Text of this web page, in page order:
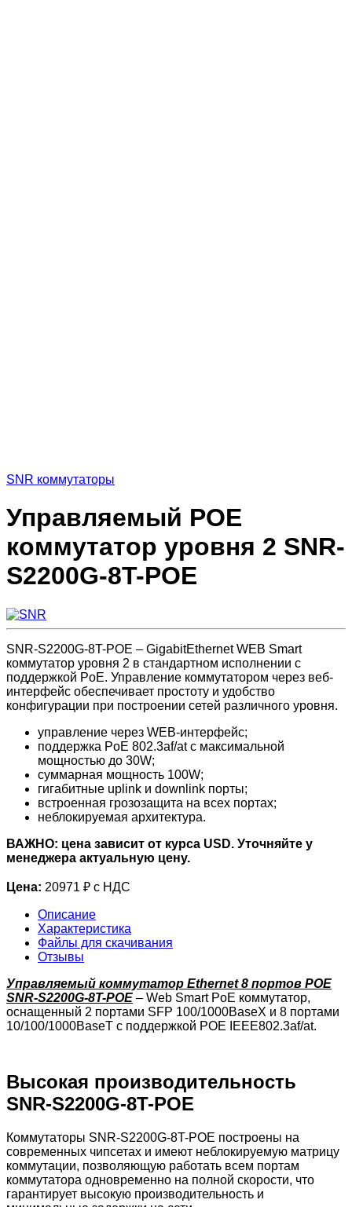
SNR коммутаторы
Управляемый POE
коммутатор уровня 2 SNR-
S2200G-8T-POE
SNR-S2200G-8T-POE – GigabitEthernet WEB Smart
коммутатор уровня 2 в стандартном исполнении с
поддержкой PoE. Управление коммутатором через веб-
интерфейс обеспечивает простоту и удобство
конфигурации при построении сетей различного уровня.
управление через WEB-интерфейс;
поддержка PoE 802.3af/at c максимальной
мощностью до 30W;
суммарная мощность 100W;
гигабитные uplink и downlink порты;
встроенная грозозащита на всех портах;
неблокируемая архитектура.
ВАЖНО: цена зависит от курса USD. Уточняйте у
менеджера актуальную цену.
Цена: 20971 ₽ с НДС
Описание
Характеристика
Файлы для скачивания
Отзывы
Управляемый коммутатор Ethernet 8 портов POE
SNR-S2200G-8T-POE – Web Smart PoE коммутатор,
оснащенный 2 портами SFP 100/1000BaseX и 8 портами
10/100/1000BaseT с поддержкой POE IEEE802.3af/at.
Высокая производительность
SNR-S2200G-8T-POE
Коммутаторы SNR-S2200G-8T-POE построены на
современных чипсетах и имеют неблокируемую матрицу
коммутации, позволяющую работать всем портам
коммутатора одновременно на полной скорости, что
гарантирует высокую производительность и